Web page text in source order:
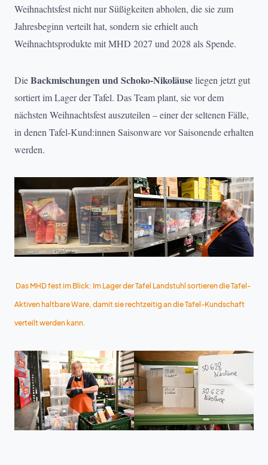
Weihnachtsfest nicht nur Süßigkeiten abholen, die sie zum
Jahresbeginn verteilt hat, sondern sie erhielt auch
Weihnachtsprodukte mit MHD 2027 und 2028 als Spende.
DieBackmischungen und Schoko-Nikoläuseliegen jetzt gut
sortiert im Lager der Tafel. Das Team plant, sie vor dem
nächsten Weihnachtsfest auszuteilen – einer der seltenen Fälle,
in denen Tafel-Kund:innen Saisonware vor Saisonende erhalten
werden.
Das MHD fest im Blick: Im Lager der Tafel Landstuhl sortieren die Tafel-
Aktiven haltbare Ware, damit sie rechtzeitig an die Tafel-Kundschaft
verteilt werden kann.